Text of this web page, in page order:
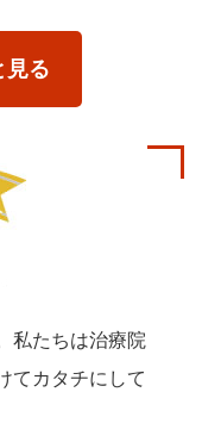
見る
私たちは治療院
てカタチにして